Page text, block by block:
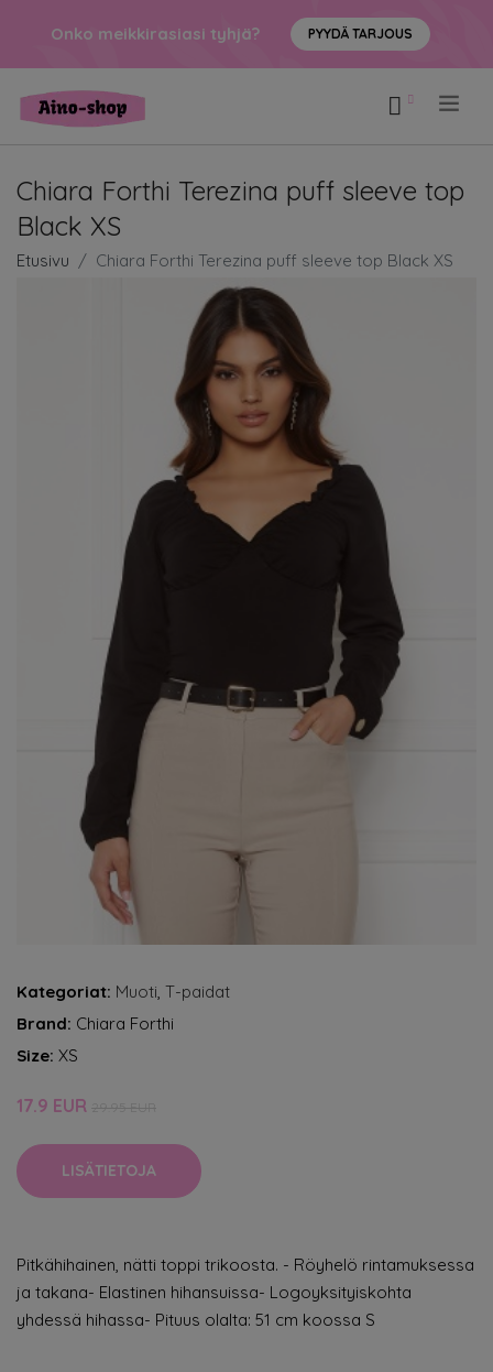
Onko meikkirasiasi tyhjä? PYYDÄ TARJOUS
Chiara Forthi Terezina puff sleeve top
Black XS
Etusivu Chiara Forthi Terezina puff sleeve top Black XS
Kategoriat: Muoti, T-paidat
Brand: Chiara Forthi
Size: XS
17.9 EUR
LISÄTIETOJA
Pitkähihainen, nätti toppi trikoosta. - Röyhelö rintamuksessa
ja takana- Elastinen hihansuissa- Logoyksityiskohta
yhdessä hihassa- Pituus olalta: 51 cm koossa S